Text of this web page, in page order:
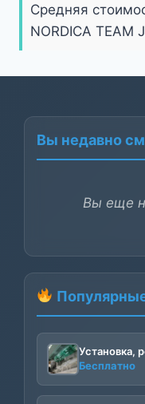
Средняя
NORDICA TEAM
Вы недавно
Вы еще
Установка,
Бесплатно